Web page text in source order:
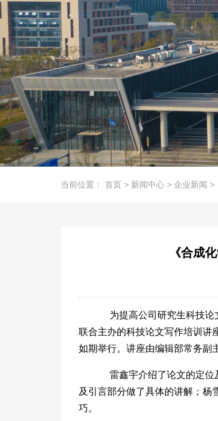
当前位置： 首页 > 新闻中心 > 企业新闻 >
《合成
为提高公司研究生科技论
联合主办的科技论文写作培训讲
如期举行。讲座由编辑部常务副
雷鑫宇介绍了论文的定位
及引言部分做了具体的讲解；杨
巧。